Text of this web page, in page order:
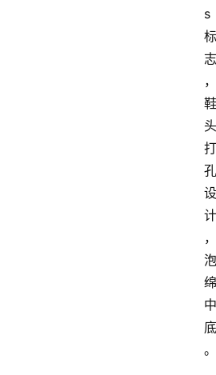
s
标
志
，
鞋
头
打
孔
设
计
，
泡
绵
中
底
。